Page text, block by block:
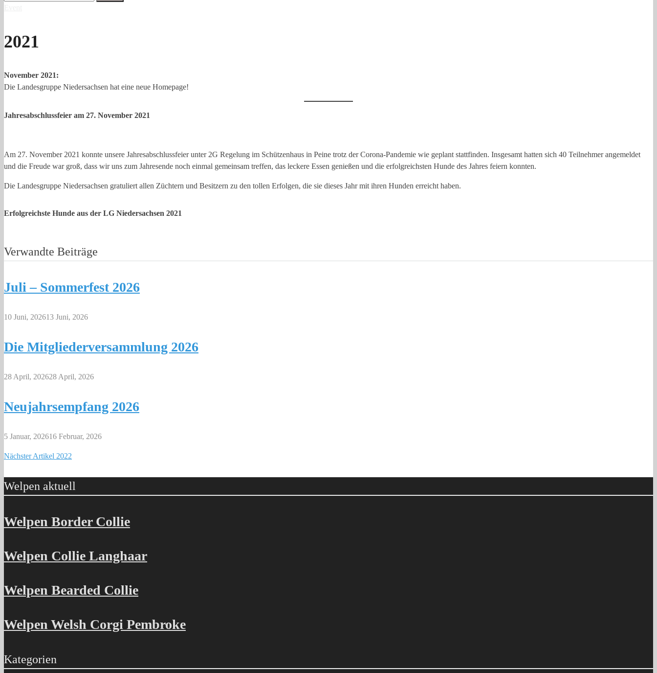
2021
November 2021:
Die Landesgruppe Niedersachsen hat eine neue Homepage!
Jahresabschlussfeier am 27. November 2021
Am 27. November 2021 konnte unsere Jahresabschlussfeier unter 2G Regelung im Schützenhaus in Peine trotz der Corona-Pandemie wie geplant stattfinden. Insgesamt hatten sich 40 Teilnehmer angemeldet
und die Freude war groß, dass wir uns zum Jahresende noch einmal gemeinsam treffen, das leckere Essen genießen und die erfolgreichsten Hunde des Jahres feiern konnten.
Die Landesgruppe Niedersachsen gratuliert allen Züchtern und Besitzern zu den tollen Erfolgen, die sie dieses Jahr mit ihren Hunden erreicht haben.
Erfolgreichste Hunde aus der LG Niedersachsen 2021
Verwandte Beiträge
Juli – Sommerfest 2026
10 Juni, 202613 Juni, 2026
Die Mitgliederversammlung 2026
28 April, 202628 April, 2026
Neujahrsempfang 2026
5 Januar, 202616 Februar, 2026
Beitragsnavigation
Nächster Artikel 2022
Welpen aktuell
Welpen Border Collie
Welpen Collie Langhaar
Welpen Bearded Collie
Welpen Welsh Corgi Pembroke
Kategorien